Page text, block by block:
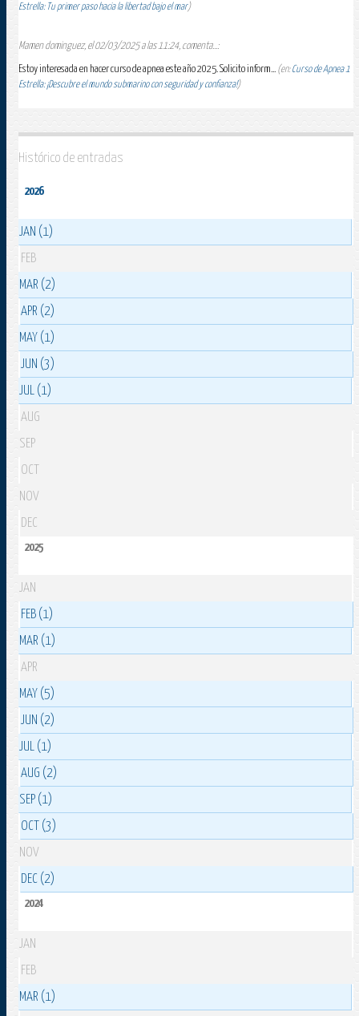
Estrella: Tu primer paso hacia la libertad bajo el mar)
Mamen dominguez, el 02/03/2025 a las 11:24, comenta...:
Estoy interesada en hacer curso de apnea este año 2025. Solicito inform... (en:Curso de Apnea 1
Estrella: ¡Descubre el mundo submarino con seguridad y confianza!)
Histórico de entradas
2026
JAN (1)
FEB
MAR (2)
APR (2)
MAY (1)
JUN (3)
JUL (1)
AUG
SEP
OCT
NOV
DEC
2025
JAN
FEB (1)
MAR (1)
APR
MAY (5)
JUN (2)
JUL (1)
AUG (2)
SEP (1)
OCT (3)
NOV
DEC (2)
2024
JAN
FEB
MAR (1)